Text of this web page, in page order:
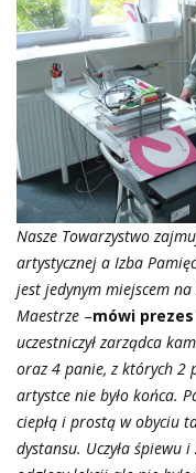
Nasze Towarzystwo
artystycznej a Izba
jest jedynym miejscem
Maestrze –mówi prezes
uczestniczył zarządca
oraz 4 panie, z których 2
artystce nie było końca.
ciepłą i prostą w obyciu
dystansu. Uczyła śpiewu